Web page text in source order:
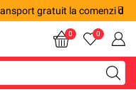
de peste 200 de lei!
0 0